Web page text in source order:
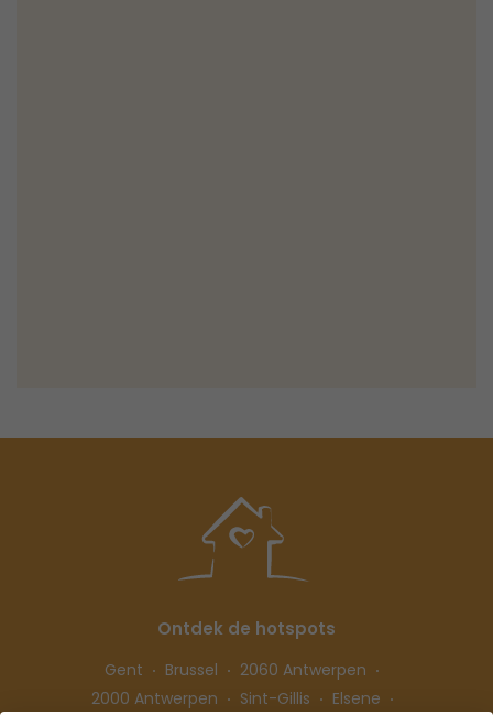
Ontdek de hotspots
Gent Brussel
2060 Antwerpen
2000 Antwerpen
Sint-Gillis
Elsene